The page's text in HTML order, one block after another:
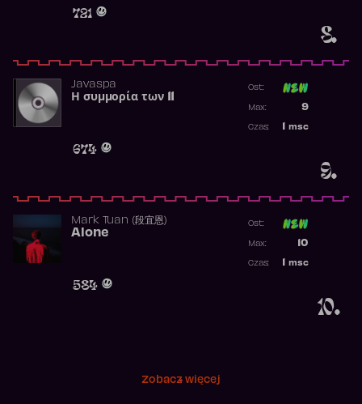
8.
721
9.
Javaspa
Η συμμορία των 11
674
Ost:
9
Max:
msc
Czas:
10.
Mark Tuan (段宜恩)
Alone
584
Ost:
10
Max:
msc
Czas:
Zobacz więcej